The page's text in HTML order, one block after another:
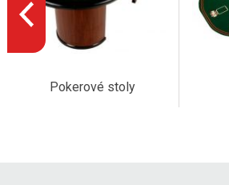
Pokerové stoly